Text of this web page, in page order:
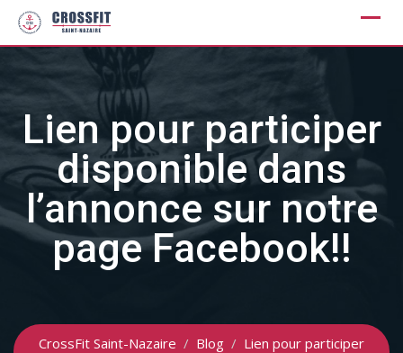
Skip
Lien pour participer
disponible dans
l’annonce sur notre
page Facebook!!
CrossFit Saint-Nazaire / Blog / Lien pour participer